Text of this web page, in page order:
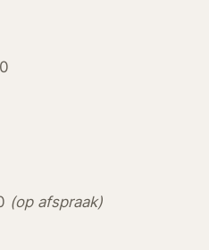
(op afspraak)